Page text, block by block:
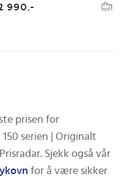
990,- 1
prisen for
serien | Originalt
Sjekk også vår
for å være sikker